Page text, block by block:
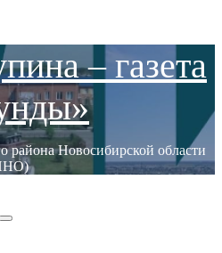
– газета
района Новосибирской области